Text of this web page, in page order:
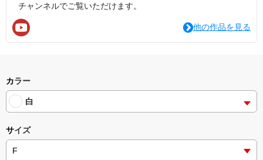
チャンネルでご覧いただけます。
他の作品を見る
カラー
白
サイズ